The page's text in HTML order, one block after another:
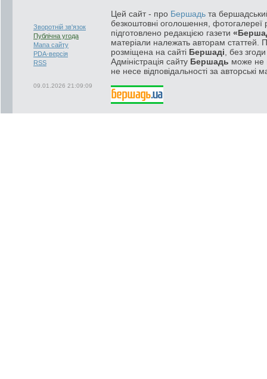
Зворотній зв'язок
Публічна угода
Мапа сайту
PDA-версія
RSS
09.01.2026 21:09:09
Цей сайт - про Бершадь та
безкоштовні оголошення, фотогалереї
підготовлено редакцією газети
матеріали належать авторам статтей.
розміщена на сайті Бершаді , без
Адміністрація сайту Бершадь може не
не несе відповідальності за авторські